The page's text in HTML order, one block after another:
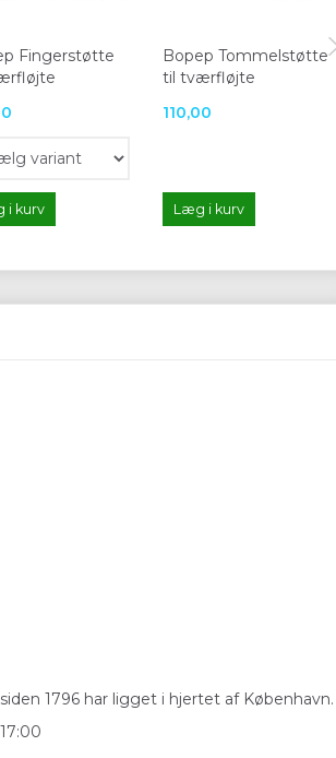
Fingerstøtte
i kurv
Bopep Tommelstøtte
til tværfløjte
110,00
Læg i kurv
1796 har ligget i hjertet af København.